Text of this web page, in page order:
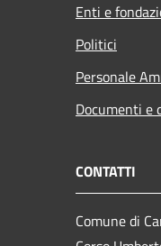
Enti e
Politici
Personale
Documenti e
CONTATTI
Comune di